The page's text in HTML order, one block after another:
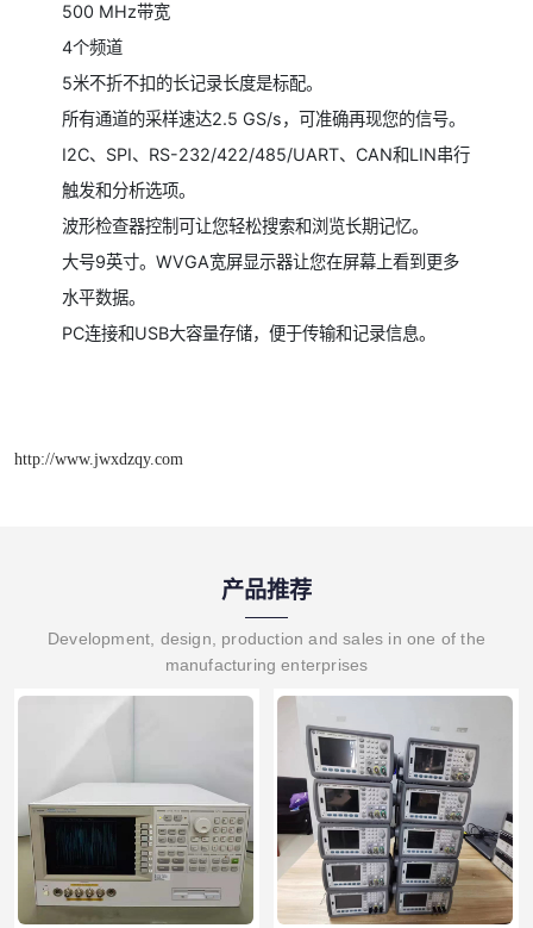
500 MHz带宽
4个频道
5米不折不扣的长记录长度是标配。
所有通道的采样速达2.5 GS/s，可准确再现您的信号。
I2C、SPI、RS-232/422/485/UART、CAN和LIN串行
触发和分析选项。
波形检查器控制可让您轻松搜索和浏览长期记忆。
大号9英寸。WVGA宽屏显示器让您在屏幕上看到更多
水平数据。
PC连接和USB大容量存储，便于传输和记录信息。
http://www.jwxdzqy.com
产品推荐
Development, design, production and sales in one of the
manufacturing enterprises